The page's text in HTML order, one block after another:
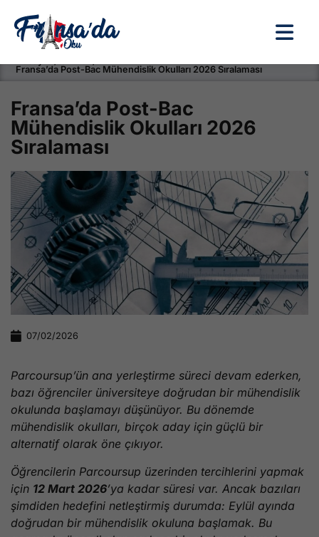
Fransa’da Post-Bac Mühendislik Okulları 2026 Sıralaması
Fransa’da Post-Bac
Mühendislik Okulları 2026
Sıralaması
07/02/2026
Parcoursup’ün ana yerleştirme süreci devam ederken,
bazı öğrenciler üniversiteye doğrudan bir mühendislik
okulunda başlamayı düşünüyor. Bu dönemde
mühendislik okulları, birçok aday için güçlü bir
alternatif olarak öne çıkıyor.
Öğrencilerin Parcoursup üzerinden tercihlerini yapmak
için 12 Mart 2026’ya kadar süresi var. Ancak bazıları
şimdiden hedefini netleştirmiş durumda: Eylül ayında
doğrudan bir mühendislik okuluna başlamak. Bu